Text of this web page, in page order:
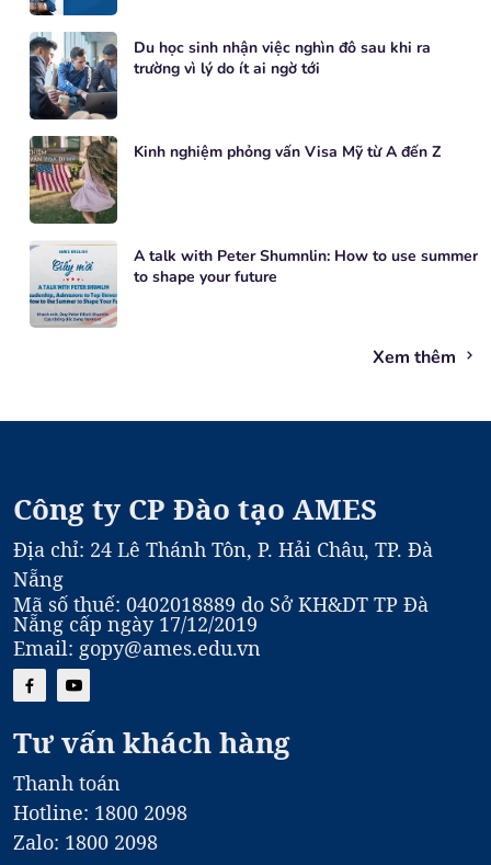
Du học sinh nhận việc nghìn đô sau khi ra
trường vì lý do ít ai ngờ tới
Kinh nghiệm phỏng vấn Visa Mỹ từ A đến Z
A talk with Peter Shumnlin: How to use summer
to shape your future
Xem thêm
Công ty CP Đào tạo AMES
Địa chỉ: 24 Lê Thánh Tôn, P. Hải Châu, TP. Đà
Nẵng
Mã số thuế: 0402018889 do Sở KH&DT TP Đà
Nẵng cấp ngày 17/12/2019
Email: gopy@ames.edu.vn
Tư vấn khách hàng
Thanh toán
Hotline: 1800 2098
Zalo: 1800 2098